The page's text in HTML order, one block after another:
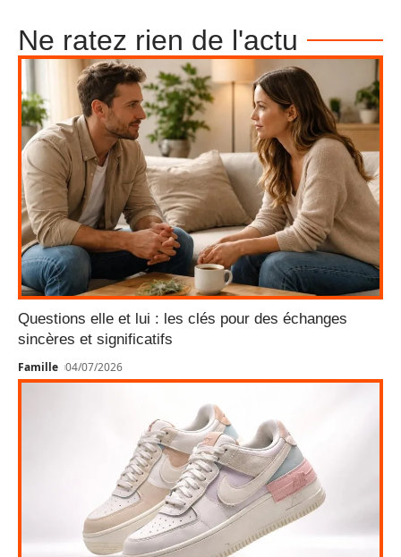
Ne ratez rien de l'actu
Questions elle et lui : les clés pour des échanges
sincères et significatifs
Famille 04/07/2026